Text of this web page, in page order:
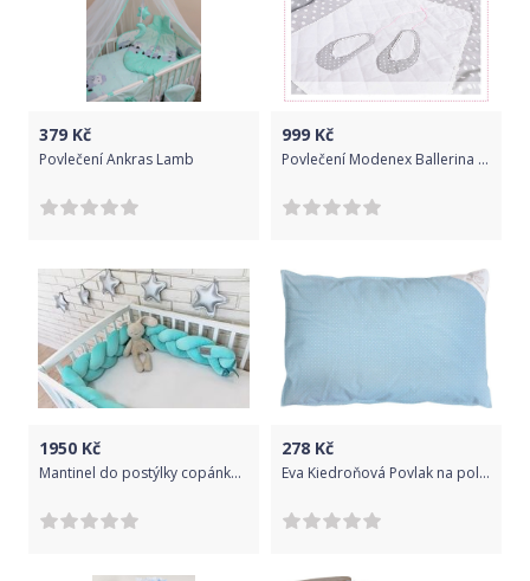
379 Kč
Povlečení Ankras Lamb
999 Kč
Povlečení Modenex Ballerina 120x90 cm
1950 Kč
Mantinel do postýlky copánkový - VELVET mátový - 170cm
278 Kč
Eva Kiedroňová Povlak na polštář modrý s puntíky - 60x40cm Modrá